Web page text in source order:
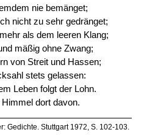
nie bemänget;
nicht zu sehr gedränget;
als dem leeren Klang;
mäßig ohne Zwang;
von Streit und Hassen;
stets gelassen:
Leben folgt der Lohn.
dort davon.
Gedichte. Stuttgart 1972, S. 102-103.